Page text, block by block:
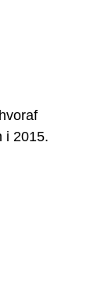
i 2015.